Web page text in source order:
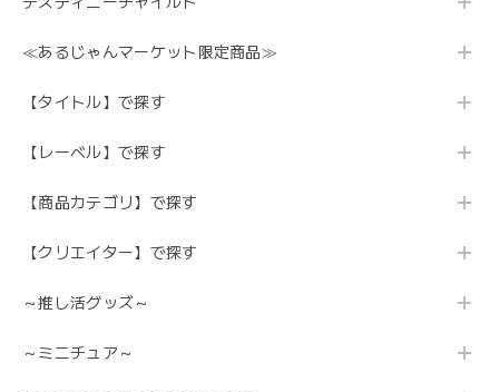
≪あるじゃんマーケット限定商品≫
【タイトル】で探す
【レーベル】で探す
【商品カテゴリ】で探す
【クリエイター】で探す
～推し活グッズ～
～ミニチュア～